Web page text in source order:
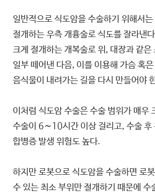
일반적으로 식도암을 수술하기 위해서
절개하는 우측 개흉술로 식도를 잘라낸
크게 절개하는 개복술로 위, 대장과 같은
일부 떼어낸 다음, 이를 이용해 가슴 혹
음식물이 내려가는 길을 다시 만들어야
이처럼 식도암 수술은 수술 범위가 매우
수술이 6∼10시간 이상 걸리고, 수술 후
합병증 발생 위험도 높다.
하지만 로봇으로 식도암을 수술하면 로
수 있는 최소 부위만 절개하기 때문에 수